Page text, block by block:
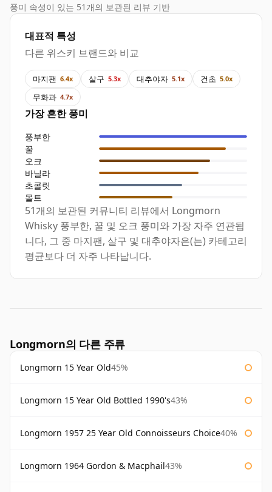
풍미 속성이 있는 51개의 보관된 리뷰 기반
대표적 특성
다른 위스키 브랜드와 비교
마지팬 6.4x 살구 5.3x 대추야자 5.1x 건초 5.0x
무화과 4.7x
가장 흔한 풍미
풍부한
꿀
오크
바닐라
초콜릿
몰트
51개의 보관된 커뮤니티 리뷰에서 Longmorn
Whisky 풍부한, 꿀 및 오크 풍미와 가장 자주 연관됩
니다, 그 중 마지팬, 살구 및 대추야자은(는) 카테고리
평균보다 더 자주 나타납니다.
Longmorn의 다른 주류
Longmorn 15 Year Old45%
Longmorn 15 Year Old Bottled 1990's43%
Longmorn 1957 25 Year Old Connoisseurs Choice40%
Longmorn 1964 Gordon & Macphail43%